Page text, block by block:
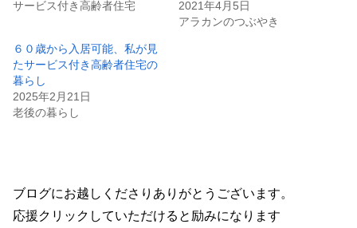
サービス付き高齢者住宅
2021年4月5日
アラカンのつぶやき
６０歳から入居可能、私が見
たサービス付き高齢者住宅の
暮らし
2025年2月21日
老後の暮らし
ブログにお越しくださりありがとうございます。
応援クリックしていただけると励みになります